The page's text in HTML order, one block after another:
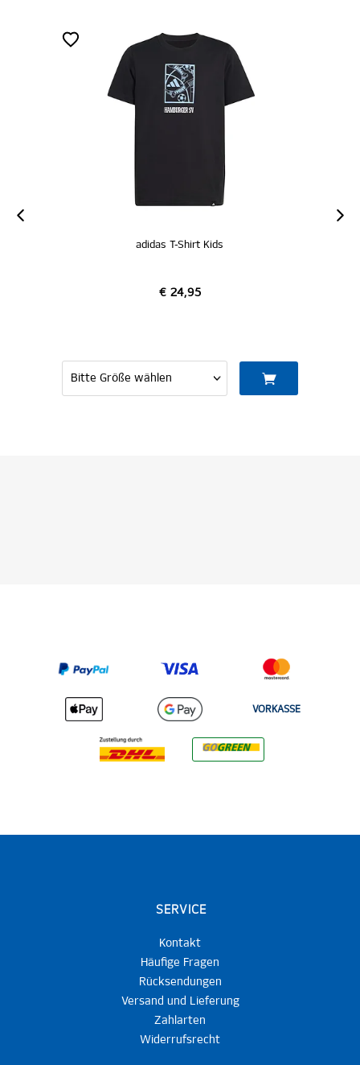
adidas T-Shirt Kids
€ 24,95
VORKASSE
SERVICE
Kontakt
Häufige Fragen
Rücksendungen
Versand und Lieferung
Zahlarten
Widerrufsrecht